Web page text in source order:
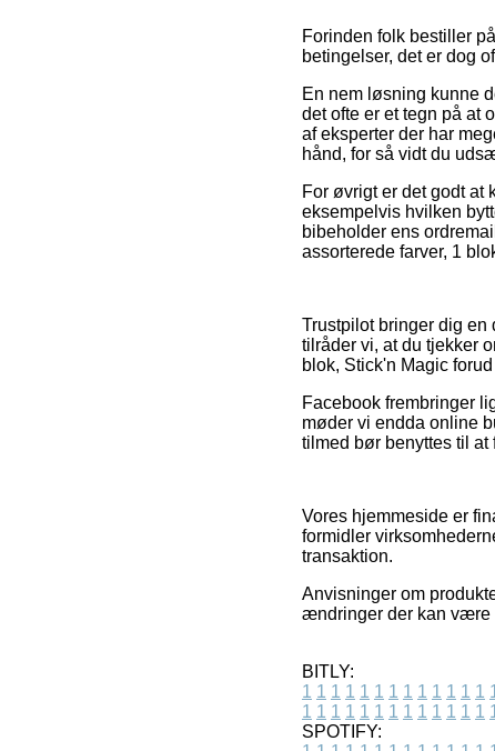
Forinden folk bestiller
betingelser, det er dog
En nem løsning kunne
det ofte er et tegn på at
af eksperter der har
hånd, for så vidt du
For øvrigt er det godt at
eksempelvis hvilken
bibeholder ens
assorterede farver, 1
Trustpilot bringer dig
tilråder vi, at du tjekker
blok, Stick'n Magic
Facebook frembringer
møder vi endda online
tilmed bør benyttes til at
Vores hjemmeside er
formidler
transaktion.
Anvisninger om
ændringer der kan være
BITLY:
1 1 1 1 1 1 1 1 1 1 1 1 1
1 1 1 1 1 1 1 1 1 1 1 1 1
SPOTIFY: